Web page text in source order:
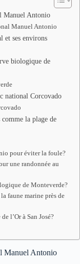
Manuel Antonio
Manuel Antonio
et ses environs
biologique de
national Corcovado
la plage de
pour éviter la foule?
une randonnée au
de Monteverde?
faune marine près de
l’Or à San José?
Manuel Antonio